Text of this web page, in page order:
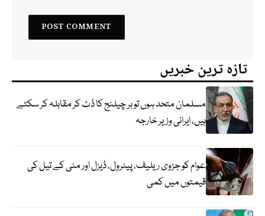
تازہ ترین خبریں
مسلمان متحد ہوں تو ہر چیلنج کا ڈٹ کر مقابلہ کر سکتے
ہیں، ایرانی وزیر خارجہ
عوام کو جزوی ریلیف، پیٹرول، ڈیزل اور مٹی کے تیل کی
قیمتوں میں کمی